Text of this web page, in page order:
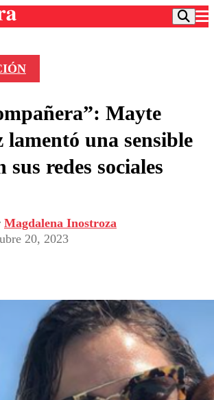
TV
Colo
Chilena
Internacional
en medios
Mayte
lamentó una sensible
sus redes sociales
Magdalena Inostroza
20, 2023